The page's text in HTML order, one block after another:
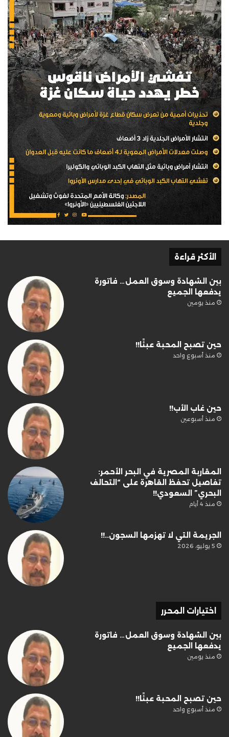
الأكثر قراءة
بين الشهادة وسوق العمل… فاتورة
يدفعها الجميع
منذ يومين
حين تصبح المحبة عبئًا!!
منذ أسبوع واحد
حين غاب الأب!!
منذ أسبوعين
المقاربة المصرية في البحر الأحمر:
تفاصيل تحفظ القاهرة على “التحالف
البحري” السعودي!!
منذ 4 أيام
الجريمة التي لا تهزمها السجون..!!
5 يوليو، 2026
اختيارات المحرر
بين الشهادة وسوق العمل… فاتورة
يدفعها الجميع
منذ يومين
حين تصبح المحبة عبئًا!!
منذ أسبوع واحد